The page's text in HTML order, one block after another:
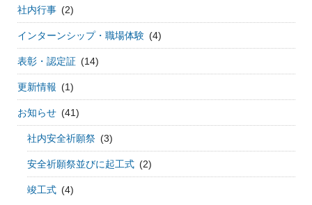
社内行事 (2)
インターンシップ・職場体験 (4)
表彰・認定証 (14)
更新情報 (1)
お知らせ (41)
社内安全祈願祭 (3)
安全祈願祭並びに起工式 (2)
竣工式 (4)